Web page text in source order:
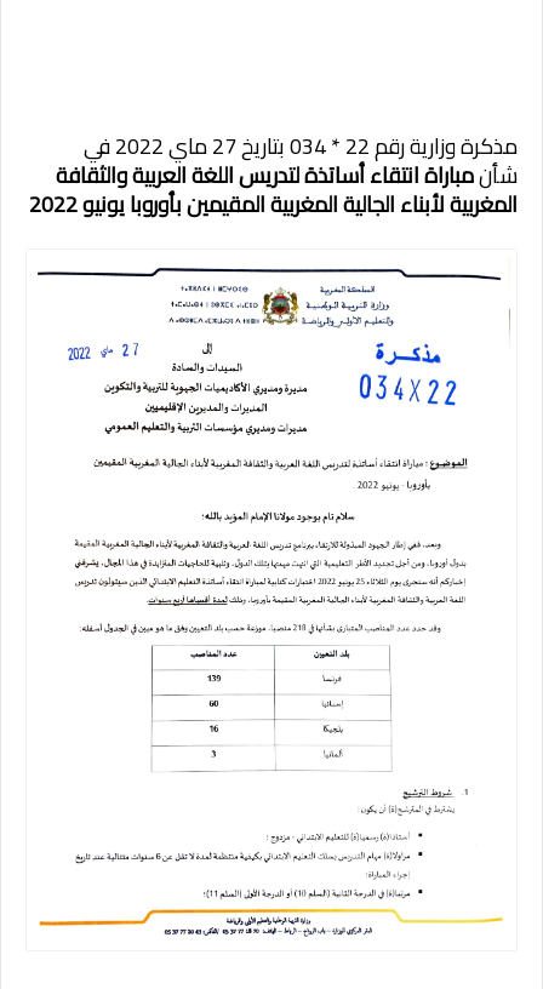
مذكرة وزارية رقم 22 * 034 بتاريخ 27 ماي 2022 في
شأنمباراة انتقاء أساتذة لتدريس اللغة العربية والثقافة
المغربية لأبناء الجالية المغربية المقيمين بأوروبا يونيو 2022